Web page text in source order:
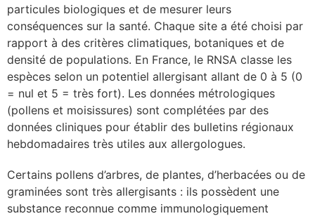
l’éditeur
un CHU
particules biologiques et de mesurer leurs
conséquences sur la santé. Chaque site a été choisi par
rapport à des critères climatiques, botaniques et de
densité de populations. En France, le RNSA classe les
espèces selon un potentiel allergisant allant de 0 à 5 (0
= nul et 5 = très fort). Les données métrologiques
(pollens et moisissures) sont complétées par des
données cliniques pour établir des bulletins régionaux
hebdomadaires très utiles aux allergologues.
Certains pollens d’arbres, de plantes, d’herbacées ou de
graminées sont très allergisants : ils possèdent une
substance reconnue comme immunologiquement